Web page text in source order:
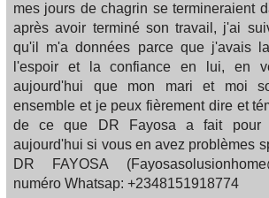
mes jours de chagrin se termineraient
après avoir terminé son travail, j'ai
qu'il m'a données parce que j'avais
l'espoir et la confiance en lui, en
aujourd'hui que mon mari et moi
ensemble et je peux fièrement dire et
de ce que DR Fayosa a fait pour
aujourd'hui si vous en avez problèmes
DR FAYOSA
numéro Whatsap: +2348151918774